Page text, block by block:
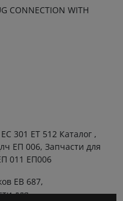
CONNECTION WITH
301 ЕТ 512 Каталог ,
ЕП 006, Запчасти для
011 ЕП006
ЕВ 687,
для